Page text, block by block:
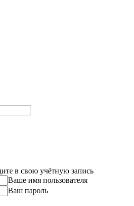
в свою учётную запись
Ваше имя пользователя
Ваш пароль